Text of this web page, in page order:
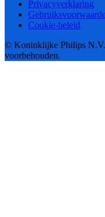
Privacyverklaring
Cookie-beleid
© Koninklijke Philips
voorbehouden.